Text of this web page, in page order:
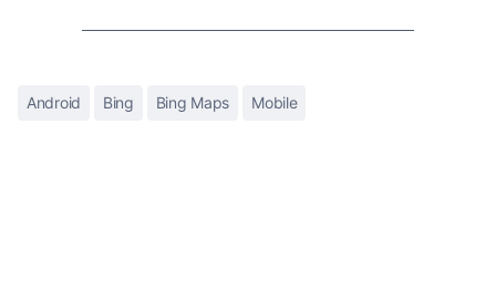
Android Bing Bing Maps Mobile